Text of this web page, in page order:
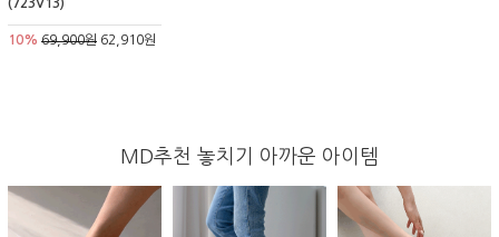
(723V13)
10% 69,900원 62,910원
MD추천 놓치기 아까운 아이템